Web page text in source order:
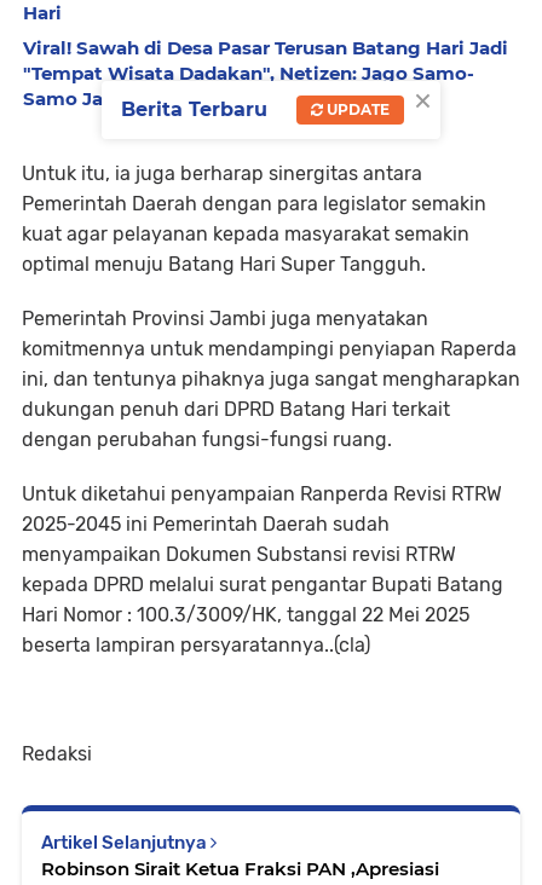
Hari
Viral! Sawah di Desa Pasar Terusan Batang Hari Jadi
"Tempat Wisata Dadakan", Netizen: Jago Samo-
Samo Jago Kebersihan
Untuk itu, ia juga berharap sinergitas antara
Pemerintah Daerah dengan para legislator semakin
kuat agar pelayanan kepada masyarakat semakin
optimal menuju Batang Hari Super Tangguh.
Pemerintah Provinsi Jambi juga menyatakan
komitmennya untuk mendampingi penyiapan Raperda
ini, dan tentunya pihaknya juga sangat mengharapkan
dukungan penuh dari DPRD Batang Hari terkait
dengan perubahan fungsi-fungsi ruang.
Untuk diketahui penyampaian Ranperda Revisi RTRW
2025-2045 ini Pemerintah Daerah sudah
menyampaikan Dokumen Substansi revisi RTRW
kepada DPRD melalui surat pengantar Bupati Batang
Hari Nomor : 100.3/3009/HK, tanggal 22 Mei 2025
beserta lampiran persyaratannya..(cla)
Redaksi
Artikel Selanjutnya
Robinson Sirait Ketua Fraksi PAN ,Apresiasi
×
Berita Terbaru UPDATE